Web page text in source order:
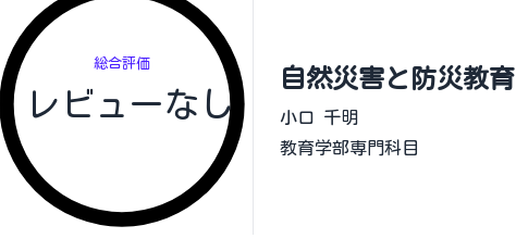
総合評価
レビューなし
自然災害と防災教育
小口 千明
教育学部専門科目